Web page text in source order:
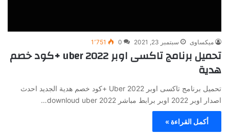
ميكساوى سبتمبر 23, 2021 0 1٬751
تحميل برنامج تاكسى اوبر 2022 uber +كود خصم
هدية
تحميل برنامج تاكسى اوبر 2022 Uber +كود خصم هدية الجديد احدث
اصدار اوبر 2022 اوبر برابط مباشر downloud uber 2022…
أكمل القراءة »